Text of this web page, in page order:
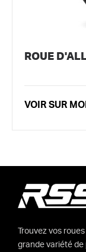
ROUE
VOIR SUR
Trouvez vos
grande variété de